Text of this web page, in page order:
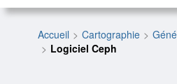
Accueil Cartographie
Logiciel Ceph